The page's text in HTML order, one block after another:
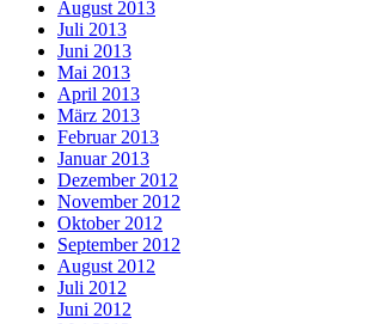
August 2013
Juli 2013
Juni 2013
Mai 2013
April 2013
März 2013
Februar 2013
Januar 2013
Dezember 2012
November 2012
Oktober 2012
September 2012
August 2012
Juli 2012
Juni 2012